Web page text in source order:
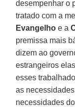
desempenhar o
tratado com a
Evangelho e a
premissa mais
dizem ao
estrangeiros
esses
as
necessidades